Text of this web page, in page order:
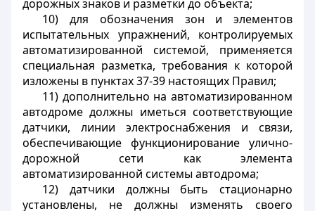
дорожных знаков и разметки до объекта;
10) для обозначения зон и элементов
испытательных упражнений, контролируемых
автоматизированной системой, применяется
специальная разметка, требования к которой
изложены в пунктах 37-39 настоящих Правил;
11) дополнительно на автоматизированном
автодроме должны иметься соответствующие
датчики, линии электроснабжения и связи,
обеспечивающие функционирование улично-
дорожной сети как элемента
автоматизированной системы автодрома;
12) датчики должны быть стационарно
установлены, не должны изменять своего